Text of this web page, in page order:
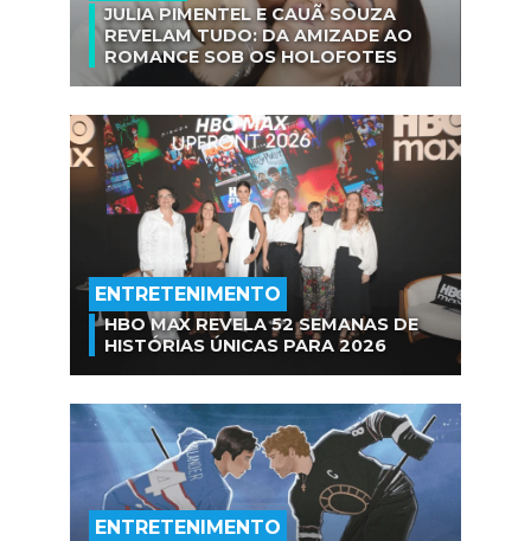
JULIA PIMENTEL E CAUÃ SOUZA
REVELAM TUDO: DA AMIZADE AO
ROMANCE SOB OS HOLOFOTES
ENTRETENIMENTO
HBO MAX REVELA 52 SEMANAS DE
HISTÓRIAS ÚNICAS PARA 2026
ENTRETENIMENTO